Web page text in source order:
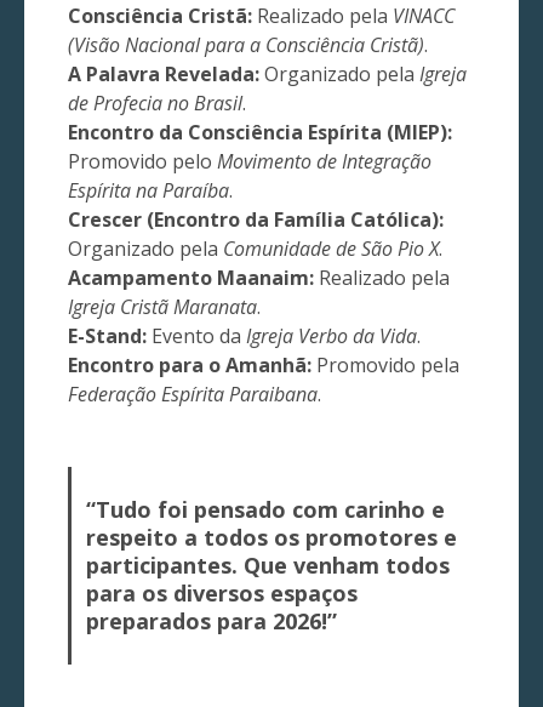
Consciência Cristã: Realizado pela VINACC
(Visão Nacional para a Consciência Cristã).
A Palavra Revelada:Organizado pela Igreja
de Profecia no Brasil.
Encontro da Consciência Espírita (MIEP):
Promovido pelo Movimento de Integração
Espírita na Paraíba.
Crescer (Encontro da Família Católica):
Organizado pela Comunidade de São Pio X.
Acampamento Maanaim: Realizado pela
Igreja Cristã Maranata.
E-Stand: Evento da Igreja Verbo da Vida.
Encontro para o Amanhã: Promovido pela
Federação Espírita Paraibana.
“Tudo foi pensado com carinho e
respeito a todos os promotores e
participantes. Que venham todos
para os diversos espaços
preparados para 2026!”